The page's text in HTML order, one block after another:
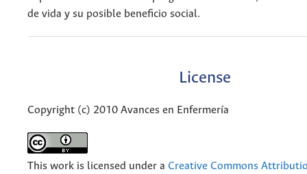
de vida y su posible beneficio social.
License
Copyright (c) 2010 Avances en Enfermería
This work is licensed under a Creative Commons